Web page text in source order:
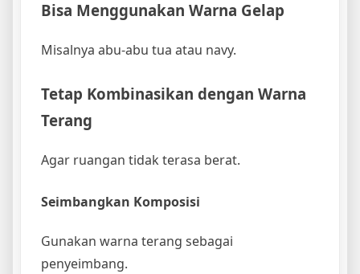
Bisa Menggunakan Warna Gelap
Misalnya abu-abu tua atau navy.
Tetap Kombinasikan dengan Warna
Terang
Agar ruangan tidak terasa berat.
Seimbangkan Komposisi
Gunakan warna terang sebagai
penyeimbang.